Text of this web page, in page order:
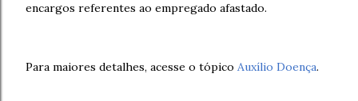
encargos referentes ao empregado afastado.
Para maiores detalhes, acesse o tópico Auxílio Doença.